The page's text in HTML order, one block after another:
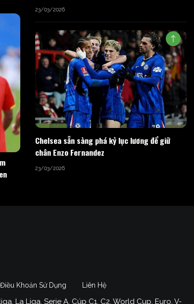
23/03/2026
Chelsea sẵn sàng phá kỷ lục lương để giữ
chân Enzo Fernandez
23/03/2026
Điều Khoản Sử Dụng Liên Hệ
La Liga, Serie A, Cúp C1, C2, World Cup, Euro, V-